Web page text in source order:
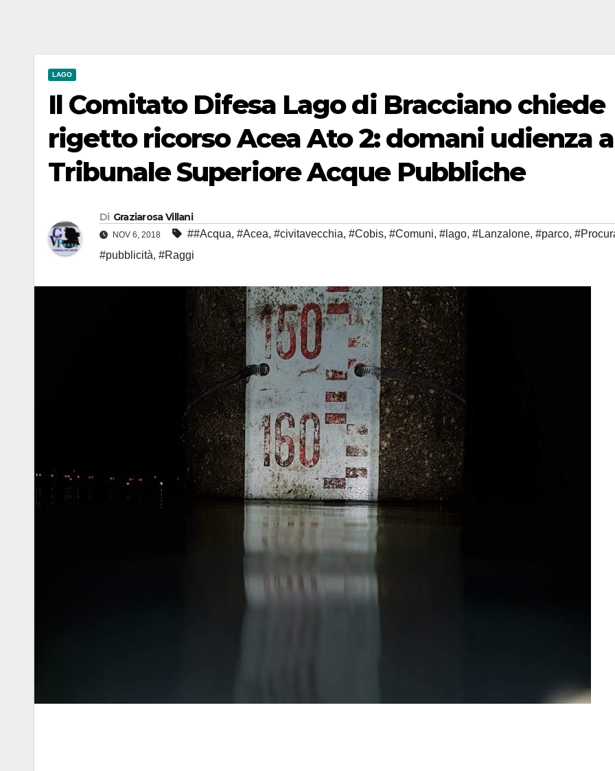
LAGO
Il Comitato Difesa Lago di Bracciano chiede
rigetto ricorso Acea Ato 2: domani udienza
Tribunale Superiore Acque Pubbliche
Di Graziarosa Villani
NOV 6, 2018 ##Acqua, #Acea, #civitavecchia, #Cobis, #Comuni, #lago, #Lanzalone, #parco,
#pubblicità, #Raggi